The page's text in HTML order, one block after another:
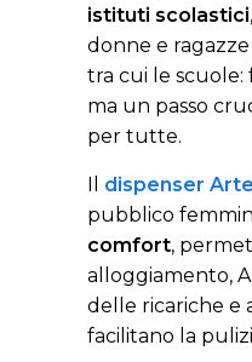
istituti scolastici
donne e
tra cui le scuole:
ma un passo
per tutte.
Il dispenser
pubblico
comfort,
alloggiamento,
delle ricariche e
facilitano la